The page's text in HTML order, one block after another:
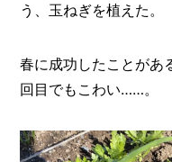
う、玉ねぎを植えた。
春に成功したことがあ
回目でもこわい……。